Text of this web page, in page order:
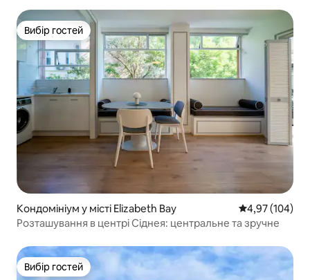
Вибір гостей
Вибір гостей
Кондомініум у місті Elizabeth Bay Середня
4,97 (104)
Розташування в центрі Сіднея: центральне та зручне
Вибір гостей
Вибір гостей